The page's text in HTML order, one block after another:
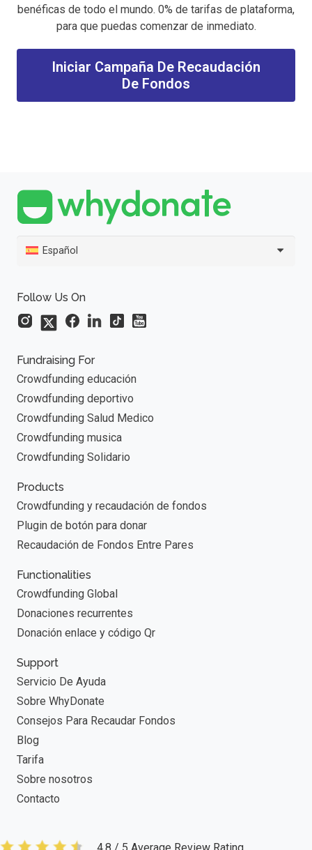
benéficas de todo el mundo. 0% de tarifas de plataforma,
para que puedas comenzar de inmediato.
Iniciar Campaña De Recaudación
De Fondos
Español
Follow Us On
Fundraising For
Crowdfunding educación
Crowdfunding deportivo
Crowdfunding Salud Medico
Crowdfunding musica
Crowdfunding Solidario
Products
Crowdfunding y recaudación de fondos
Plugin de botón para donar
Recaudación de Fondos Entre Pares
Functionalities
Crowdfunding Global
Donaciones recurrentes
Donación enlace y código Qr
Support
Servicio De Ayuda
Sobre WhyDonate
Consejos Para Recaudar Fondos
Blog
Tarifa
Sobre nosotros
Contacto
4.8 / 5 Average Review Rating